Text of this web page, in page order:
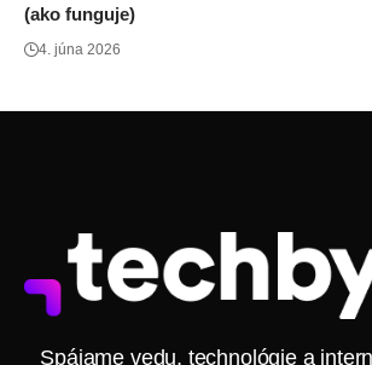
(ako funguje)
4. júna 2026
Spájame vedu, technológie a